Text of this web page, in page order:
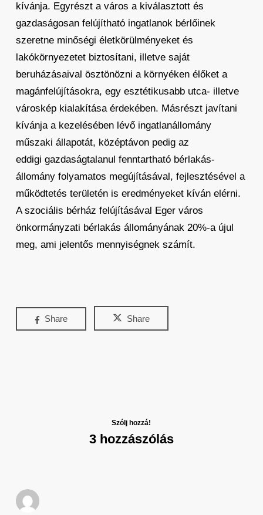
kívánja. Egyrészt a város a kiválasztott és
gazdaságosan felújítható ingatlanok bérlőinek
szeretne minőségi életkörülményeket és
lakókörnyezetet biztosítani, illetve saját
beruházásaival ösztönözni a környéken élőket a
magánfelújításokra, egy esztétikusabb utca- illetve
városkép kialakítása érdekében. Másrészt javítani
kívánja a kezelésében lévő ingatlanállomány
műszaki állapotát, középtávon pedig az
eddigi gazdaságtalanul fenntartható bérlakás-
állomány folyamatos megújításával, fejlesztésével a
működtetés területén is eredményeket kíván elérni.
A szociális bérház felújításával Eger város
önkormányzati bérlakás állományának 20%-a újul
meg, ami jelentős mennyiségnek számít.
Share Share
Szólj hozzá!
3 hozzászólás